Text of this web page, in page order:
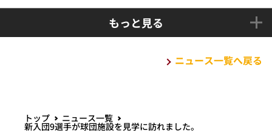
もっと見る
ニュース一覧へ戻る
トップ ニュース一覧
新入団9選手が球団施設を見学に訪れました。